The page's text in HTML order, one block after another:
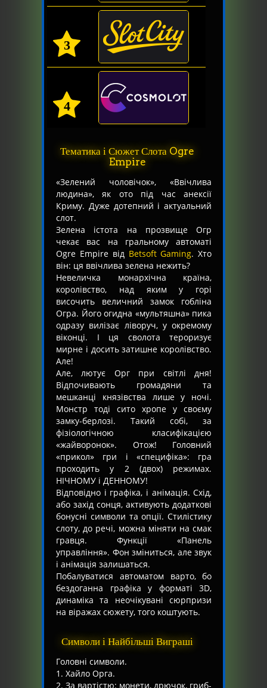
3
4
Тематика і Сюжет Слота Ogre
Empire
«Зелений чоловічок», «Ввічлива
людина», як ото під час анексії
Криму. Дуже дотепний і актуальний
слот.
Зелена істота на прозвище Огр
чекає вас на гральному автоматі
Ogre Empire від Betsoft Gaming. Хто
він: ця ввічлива зелена нежить?
Невеличка монархічна країна,
королівство, над яким у горі
височить величний замок гобліна
Огра. Його огидна «мультяшна» пика
одразу вилізає ліворуч, у окремому
віконці. І ця сволота тероризує
мирне і досить затишне королівство.
Але!
Але, лютує Орг при світлі дня!
Відпочивають громадяни та
мешканці князівства лише у ночі.
Монстр тоді сито хропе у своєму
замку-берлозі. Такий собі, за
фізіологічною класифікацією
«жайворонок». Отож! Головний
«прикол» гри і «специфіка»: гра
проходить у 2 (двох) режимах.
НІЧНОМУ і ДЕННОМУ!
Відповідно і графіка, і анімація. Схід,
або захід сонця, активують додаткові
бонусні символи та опції. Стилістику
слоту, до речі, можна міняти на смак
гравця. Функції «Панель
управління». Фон зміниться, але звук
і анімація залишаться.
Побалуватися автоматом варто, бо
бездоганна графіка у форматі 3D,
динаміка та неочікувані сюрпризи
на віражах сюжету, того коштують.
Символи і Найбільші Виграші
Головні символи.
1. Хайло Орга.
2. За вартістю: монети, дрючок, гриб-